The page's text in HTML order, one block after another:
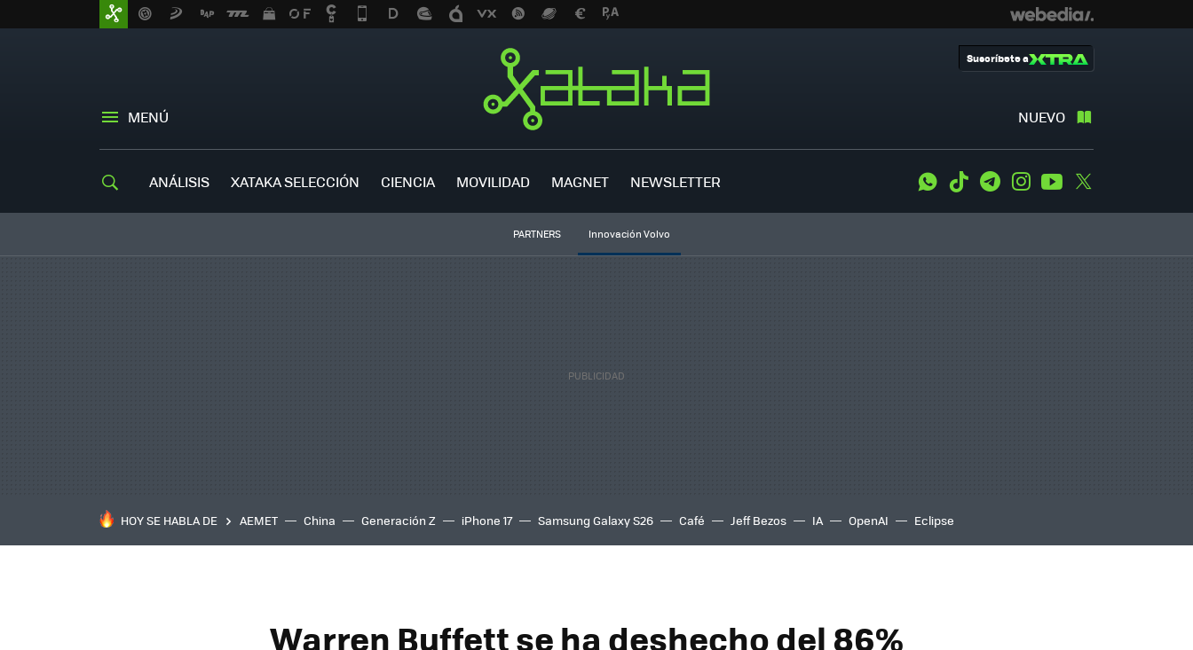
MENÚ NUEVO
Suscríbete a
ANÁLISIS XATAKA SELECCIÓN CIENCIA MOVILIDAD MAGNET NEWSLETTER WhatsApp
Tiktok TelegramInstagramYoutube
PARTNERS Innovación Volvo
HOY SE HABLA DE AEMET China Generación Z iPhone 17 Samsung Galaxy S26 Café Jeff Bezos IA OpenAI Eclipse
Warren Buffett se ha deshecho del 86%